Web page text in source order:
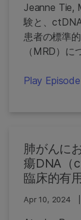
Jeanne Tie,
験と、
患者の標準
（MRD）に
Play Episode
肺がんに
瘍DNA（
臨床的有
Apr 10, 2024